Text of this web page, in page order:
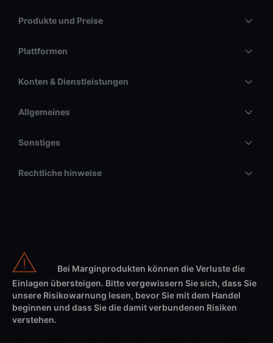
Produkte und Preise
Plattformen
Konten & Dienstleistungen
Allgemeines
Sonstiges
Rechtliche hinweise
Bei Marginprodukten können die Verluste die
Einlagen übersteigen. Bitte vergewissern Sie sich, dass Sie
unsere Risikowarnung lesen, bevor Sie mit dem Handel
beginnen und dass Sie die damit verbundenen Risiken
verstehen.